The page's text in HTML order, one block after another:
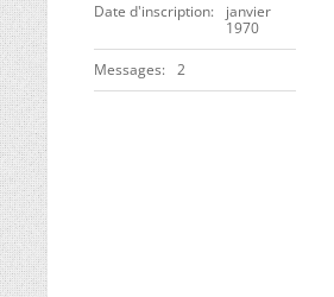
Date d'inscription
janvier
1970
Messages 2